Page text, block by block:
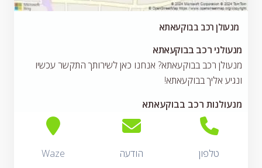
מנעולן רכב בבוקעאתא
מנעולני רכב בבוקעאתא
מנעולן רכב בבוקעאתא? אנחנו כאן לשירותך התקשר עכשיו
ונגיע אליך בבוקעאתא!
מנעולנות רכב בבוקעאתא
טלפון הודעה Waze